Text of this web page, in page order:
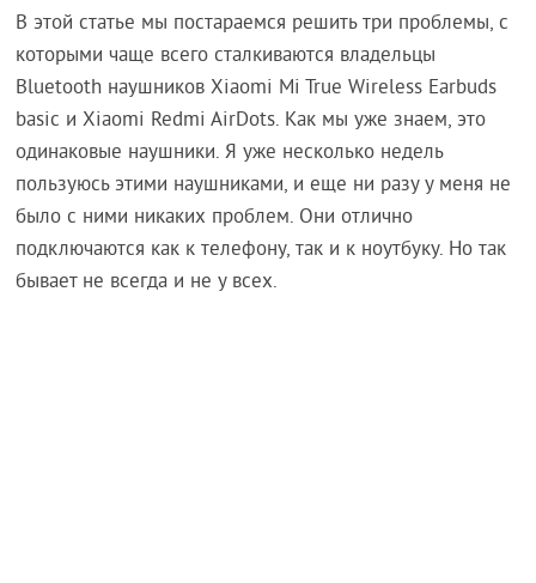
В этой статье мы постараемся решить три проблемы, с
которыми чаще всего сталкиваются владельцы
Bluetooth наушников Xiaomi Mi True Wireless Earbuds
basic и Xiaomi Redmi AirDots. Как мы уже знаем, это
одинаковые наушники. Я уже несколько недель
пользуюсь этими наушниками, и еще ни разу у меня не
было с ними никаких проблем. Они отлично
подключаются как к телефону, так и к ноутбуку. Но так
бывает не всегда и не у всех.